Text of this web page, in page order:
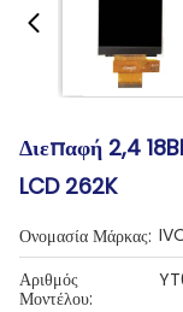
Διεπαφή 2,4
LCD 262K
Ονομασία Μάρκας:
Αριθμός
Μοντέλου: